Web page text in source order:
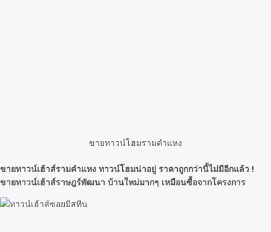
ขายทาวน์โฮมรามคำแหง
ขายทาวน์เฮ้าส์รามคำแหง ทาวน์โฮมน่าอยู่ ราคาถูกกว่านี้ไม่มีอีกแล้ว !
ขายทาวน์เฮ้าส์ราษฎร์พัฒนา บ้านใหม่มากๆ เหมือนซื้อจากโครงการ